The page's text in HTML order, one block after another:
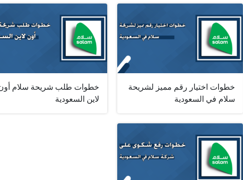
خطوات اختيار رقم مميز لشريحة
سلام في السعودية
خطوات طلب شريحة سلام
لاين السعودية